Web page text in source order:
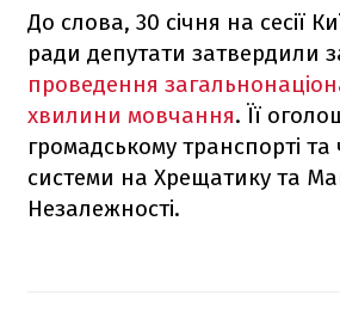
До слова, 30 січня на сесії
ради депутати затвердили
проведення
хвилини мовчання. Її
громадському транспорті та
системи на Хрещатику та
Незалежності.